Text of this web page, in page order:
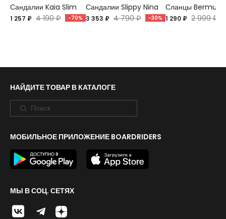
Сандалии Kaia Slim
1 257 ₽ 4 190 ₽ -70%
Сандалии Slippy Nina
3 353 ₽ 4 790 ₽ -30%
Сланцы Bermuda
1 290 ₽ 2 999 ₽
НАЙДИТЕ ТОВАР В КАТАЛОГЕ
МОБИЛЬНОЕ ПРИЛОЖЕНИЕ BOARDRIDERS
МЫ В СОЦ. СЕТЯХ